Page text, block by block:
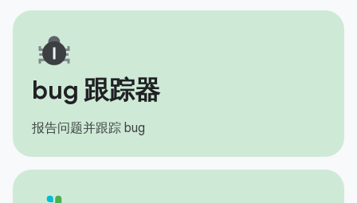
bug 跟踪器
报告问题并跟踪 bug